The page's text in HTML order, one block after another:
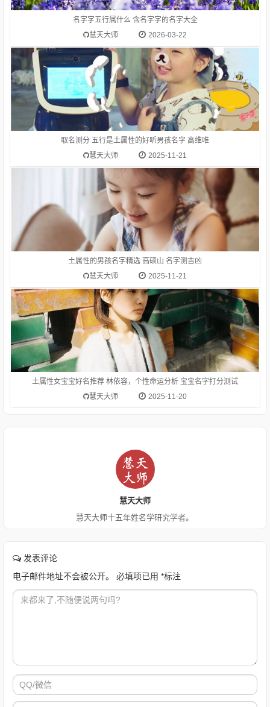
名字字五行属什么 含名字字的名字大全
慧天大师
2026-03-22
流水（喻知己、知音或乐曲高妙）。高屋建瓴（形容居高临下的
形势）。高瞻远瞩。高度：他身高一米八。等级在上的：高级。
高考。在一般标准或平均程度之上：高质量。高消费。高价。
取名测分 五行是土属性的好听男孩名字 高维唯
慧天大师
2025-11-21
1.高硕山-字典释意高,笔画数是 10高 读音是gāo,高gāo由下到上
距离大的，与“低”相对：高峰。高空。高踞。高原。高耸。高山
流水（喻知己、知音或乐曲高妙）。高屋建瓴（形容居高临下的
形势）。高瞻远瞩。高度：他身高一米八。等级在上的：高级。
高考。在一般标准或平均程度之上：高质量。高消费。高价。
土属性的男孩名字精选 高硕山 名字测吉凶
慧天大师
2025-11-21
1.林依容-字典释意林,笔画数是 8林 读音是lín,林lín长在一片土地
上的许多树木或竹子：树林。森林。林海。林薮（ａ．山林小
泽；ｂ．喻丛集的处所）。聚集在一起的同类的人或事物：书
林。艺林。碑林。儒林。姓。circlesforestwoodsLin林的涵义
土属性女宝宝好名推荐 林依容，个性命运分析 宝宝名字打分测试
慧天大师
2025-11-20
慧天大师
慧天大师十五年姓名学研究学者。
发表评论
电子邮件地址不会被公开。
必填项已用 *标注